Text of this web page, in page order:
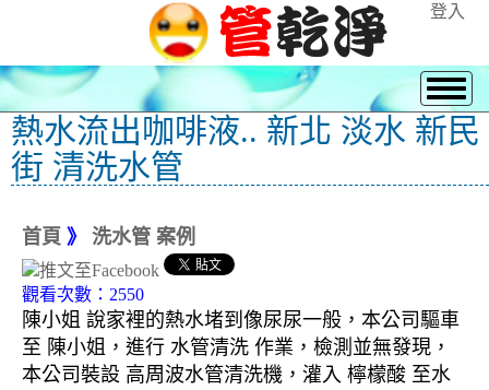
登入
熱水流出咖啡液.. 新北 淡水 新民
街 清洗水管
首頁 》 洗水管 案例
觀看次數：2550
陳小姐 說家裡的熱水堵到像尿尿一般，本公司驅車
至 陳小姐，進行 水管清洗 作業，檢測並無發現，
本公司裝設 高周波水管清洗機，灌入 檸檬酸 至水